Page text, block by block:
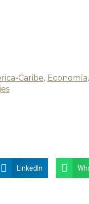
Caribe, Economía,
LinkedIn